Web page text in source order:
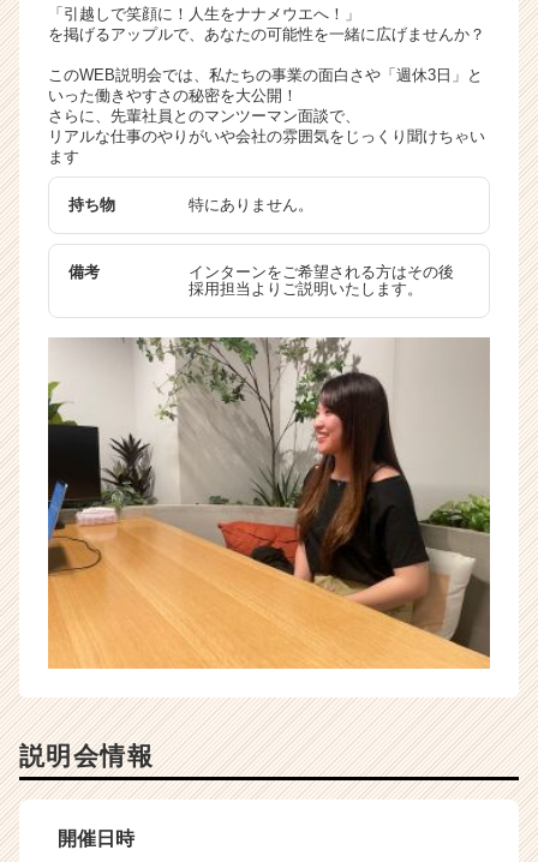
C
a
e
e
r）
「引越しで笑顔に！人生をナナメウエへ！」
を掲げるアップルで、あなたの可能性を一緒に広げませんか？
このWEB説明会では、私たちの事業の面白さや「週休3日」と
いった働きやすさの秘密を大公開！
さらに、先輩社員とのマンツーマン面談で、
リアルな仕事のやりがいや会社の雰囲気をじっくり聞けちゃい
ます
持ち物 特にありません。
備考
インターンをご希望される方はその後
採用担当よりご説明いたします。
説明会情報
開催日時